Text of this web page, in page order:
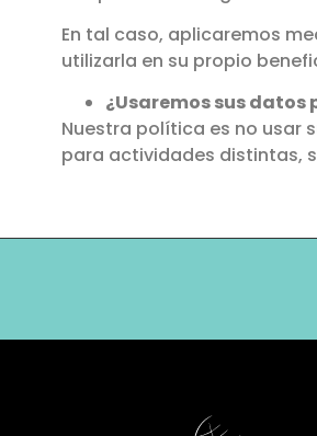
En tal caso, aplicaremos
utilizarla en su propio
¿Usaremos sus datos
Nuestra política es no usar
para actividades distintas,